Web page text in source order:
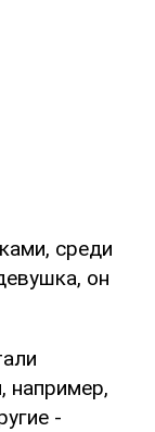
среди
он
например,
-